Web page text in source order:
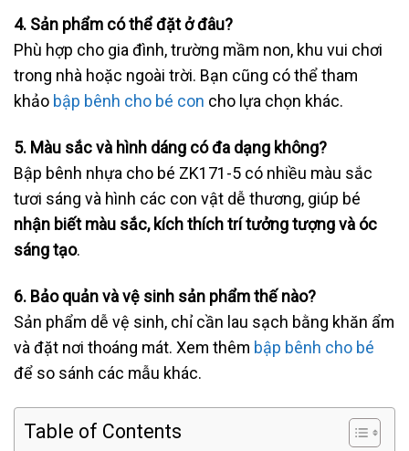
4. Sản phẩm có thể đặt ở đâu?
Phù hợp cho gia đình, trường mầm non, khu vui chơi
trong nhà hoặc ngoài trời. Bạn cũng có thể tham
khảo bập bênh cho bé con cho lựa chọn khác.
5. Màu sắc và hình dáng có đa dạng không?
Bập bênh nhựa cho bé ZK171-5 có nhiều màu sắc
tươi sáng và hình các con vật dễ thương, giúp bé
nhận biết màu sắc, kích thích trí tưởng tượng và óc
sáng tạo.
6. Bảo quản và vệ sinh sản phẩm thế nào?
Sản phẩm dễ vệ sinh, chỉ cần lau sạch bằng khăn ẩm
và đặt nơi thoáng mát. Xem thêm bập bênh cho bé
để so sánh các mẫu khác.
Table of Contents